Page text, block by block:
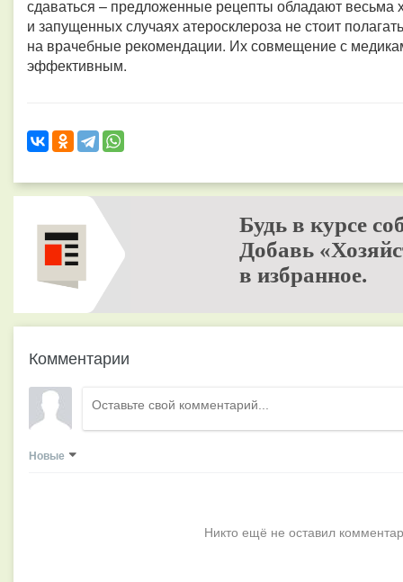
сдаваться – предложенные рецепты обладают
и запущенных случаях атеросклероза не стоит
на врачебные рекомендации. Их совмещение с
эффективным.
Будь в курсе
Добавь
в избранное.
Комментарии
Новые
Никто ещё не оставил